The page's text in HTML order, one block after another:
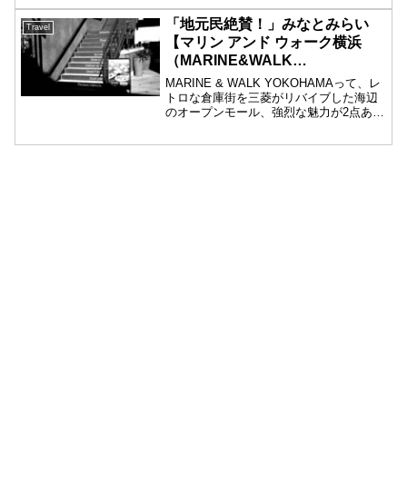
Travel
「地元民絶賛！」みなとみらい
【マリン アンド ウォーク横浜
（MARINE&WALK
YOKOHAMA）】
MARINE & WALK YOKOHAMAって、レ
トロな倉庫街を三菱がリバイブした海辺
のオープンモール、強烈な魅力が2点あり